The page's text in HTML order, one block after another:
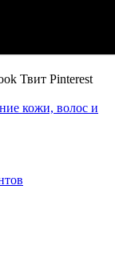
Твит Pinterest
кожи, волос и